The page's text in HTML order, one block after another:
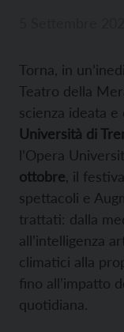
Torna, in
Teatro della
scienza ideata e
Università di
l’Opera
ottobre , il
spettacoli e
trattati: dalla
all’intelligenza
climatici alla
fino all’impatto
quotidiana.